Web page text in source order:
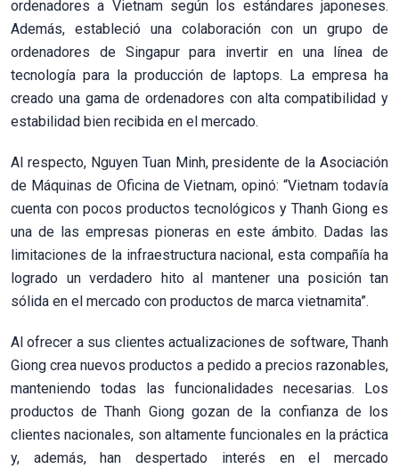
ordenadores a Vietnam según los estándares japoneses.
Además, estableció una colaboración con un grupo de
ordenadores de Singapur para invertir en una línea de
tecnología para la producción de laptops. La empresa ha
creado una gama de ordenadores con alta compatibilidad y
estabilidad bien recibida en el mercado.
Al respecto, Nguyen Tuan Minh, presidente de la Asociación
de Máquinas de Oficina de Vietnam, opinó: “Vietnam todavía
cuenta con pocos productos tecnológicos y Thanh Giong es
una de las empresas pioneras en este ámbito. Dadas las
limitaciones de la infraestructura nacional, esta compañía ha
logrado un verdadero hito al mantener una posición tan
sólida en el mercado con productos de marca vietnamita”.
Al ofrecer a sus clientes actualizaciones de software, Thanh
Giong crea nuevos productos a pedido a precios razonables,
manteniendo todas las funcionalidades necesarias. Los
productos de Thanh Giong gozan de la confianza de los
clientes nacionales, son altamente funcionales en la práctica
y, además, han despertado interés en el mercado